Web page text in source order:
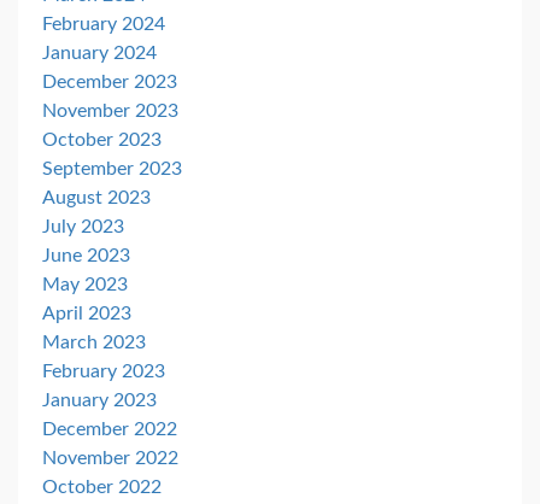
February 2024
January 2024
December 2023
November 2023
October 2023
September 2023
August 2023
July 2023
June 2023
May 2023
April 2023
March 2023
February 2023
January 2023
December 2022
November 2022
October 2022